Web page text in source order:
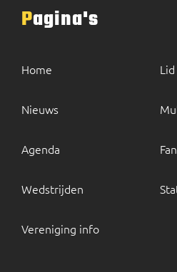
Pagina's
Home
Nieuws
Agenda
Wedstrijden
Vereniging info